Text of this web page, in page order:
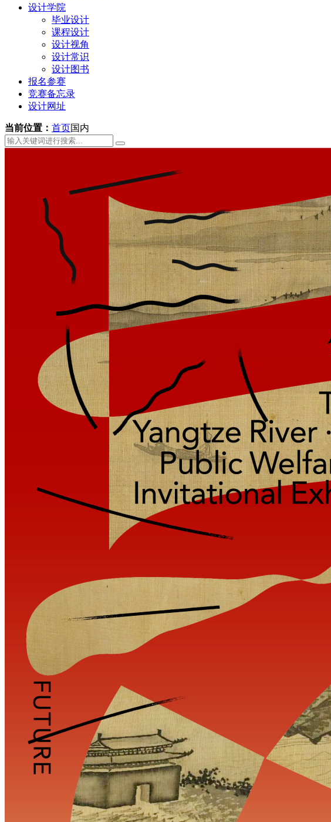
设计学院
毕业设计
课程设计
设计视角
设计常识
设计图书
报名参赛
竞赛备忘录
设计网址
当前位置： 首页国内